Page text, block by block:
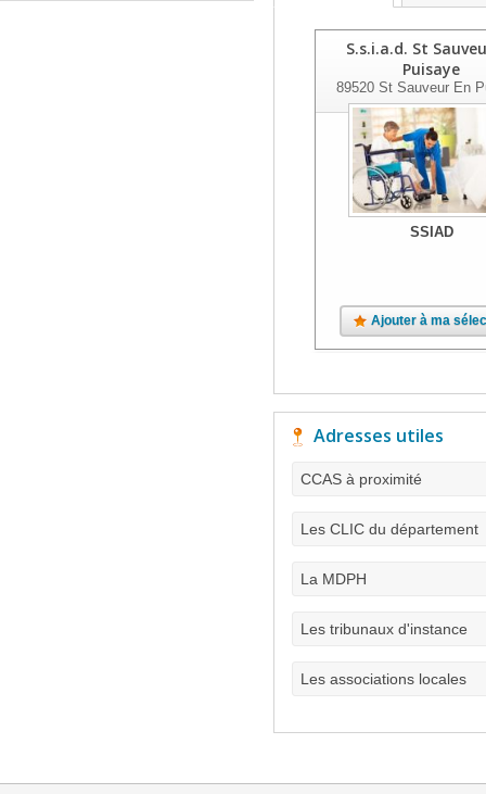
S.s.i.a.d. St
Puisaye
89520 St Sauveur En
SSIAD
Ajouter à ma
Adresses utiles
CCAS à proximité
Les CLIC du département
La MDPH
Les tribunaux d'instance
Les associations locales